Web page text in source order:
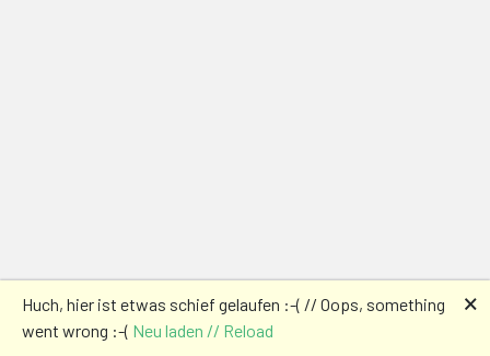
Huch, hier ist etwas schief gelaufen :-( // Oops, something
went wrong :-( Neu laden // Reload
🗙